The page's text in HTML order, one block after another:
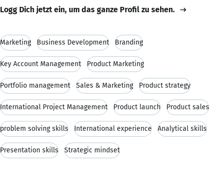
Logg Dich jetzt ein, um das ganze Profil zu sehen.
Marketing Business Development Branding
Key Account Management Product Marketing
Portfolio management Sales & Marketing Product strategy
International Project Management Product launch Product sales
problem solving skills International experience Analytical skills
Presentation skills Strategic mindset